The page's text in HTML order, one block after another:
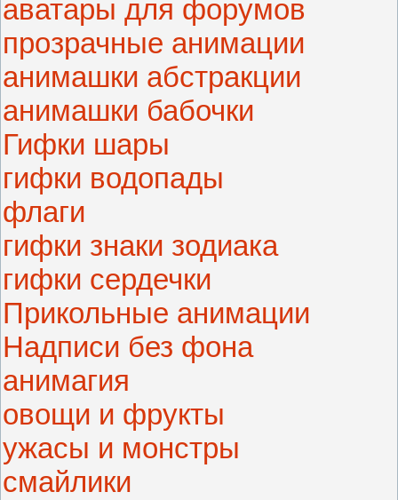
аватары для форумов
прозрачные анимации
анимашки абстракции
анимашки бабочки
Гифки шары
гифки водопады
флаги
гифки знаки зодиака
гифки сердечки
Прикольные анимации
Надписи без фона
анимагия
овощи и фрукты
ужасы и монстры
смайлики